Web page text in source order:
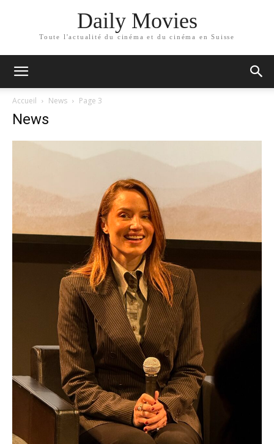
Daily Movies
Toute l'actualité du cinéma et du cinéma en Suisse
Accueil News Page 3
News